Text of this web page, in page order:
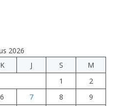
2026
K J S
M
1
2
6 7 8
9